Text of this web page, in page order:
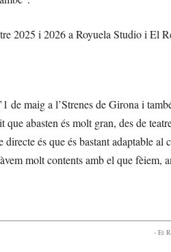
2025 i 2026 a Royuela Studio i El
de maig a l’Strenes de Girona i
que abasten és molt gran, des de
és que és bastant adaptable
molt contents amb el que fèiem,
- Et